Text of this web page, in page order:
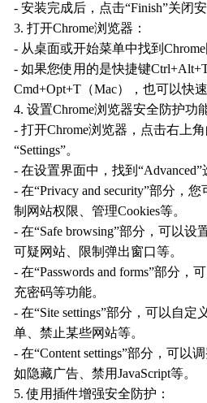
- 安装完成后，点击“Finish”关闭安
3. 打开Chrome浏览器：
- 从桌面或开始菜单中找到
- 如果您使用的是快捷键
Cmd+Opt+T（Mac），也可以快
4. 设置Chrome浏览器安全防护功
- 打开Chrome浏览器，点击右上
“Settings”。
- 在设置界面中，找到“Advanced”
- 在“Privacy and security”部分，
制网站权限、管理Cookies等。
- 在“Safe browsing”部分，可以
可疑网站、限制弹出窗口等。
- 在“Passwords and forms”部分
充密码等功能。
- 在“Site settings”部分，可以自
单、禁止某些网站等。
- 在“Content settings”部分，可以
如隐藏广告、禁用JavaScript等。
5. 使用插件增强安全防护：